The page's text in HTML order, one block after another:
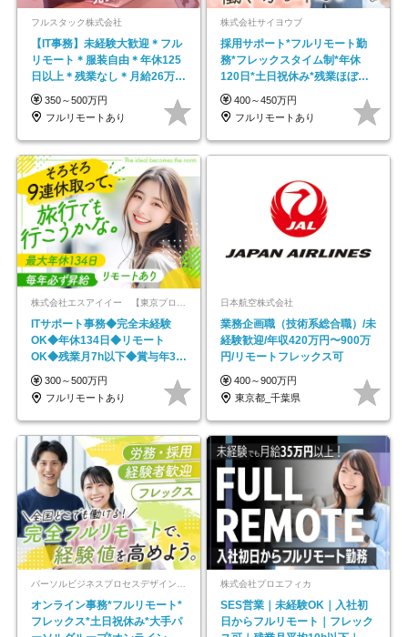
フルスタック株式会社
【IT事務】未経験大歓迎＊フル
リモート＊服装自由＊年休125
日以上＊残業なし＊月給26万円
以上
350～500万円
フルリモートあり
株式会社サイヨウブ
採用サポート*フルリモート勤
務*フレックスタイム制*年休
120日*土日祝休み*残業ほぼな
し*育児中社員8割以上
400～450万円
フルリモートあり
株式会社エスアイイー 【東京プロマーケット上場】
ITサポート事務◆完全未経験
OK◆年休134日◆リモート
OK◆残業月7h以下◆賞与年3回
◆5年目まで必ず昇給
300～500万円
フルリモートあり
日本航空株式会社
業務企画職（技術系総合職）/未
経験歓迎/年収420万円〜900万
円/リモートフレックス可
400～900万円
東京都_千葉県
オンライン事務*フルリモート*
フレックス*土日祝休み*大手パ
株式会社プロエフィカ
SES営業｜未経験OK｜入社初
日からフルリモート｜フレック